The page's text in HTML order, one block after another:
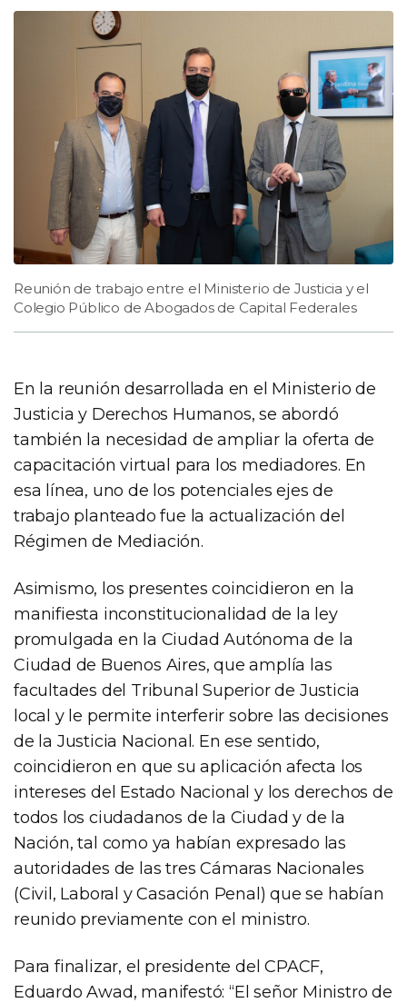
Reunión de trabajo entre el Ministerio de Justicia y el
Colegio Público de Abogados de Capital Federales
En la reunión desarrollada en el Ministerio de
Justicia y Derechos Humanos, se abordó
también la necesidad de ampliar la oferta de
capacitación virtual para los mediadores. En
esa línea, uno de los potenciales ejes de
trabajo planteado fue la actualización del
Régimen de Mediación.
Asimismo, los presentes coincidieron en la
manifiesta inconstitucionalidad de la ley
promulgada en la Ciudad Autónoma de la
Ciudad de Buenos Aires, que amplía las
facultades del Tribunal Superior de Justicia
local y le permite interferir sobre las decisiones
de la Justicia Nacional. En ese sentido,
coincidieron en que su aplicación afecta los
intereses del Estado Nacional y los derechos de
todos los ciudadanos de la Ciudad y de la
Nación, tal como ya habían expresado las
autoridades de las tres Cámaras Nacionales
(Civil, Laboral y Casación Penal) que se habían
reunido previamente con el ministro.
Para finalizar, el presidente del CPACF,
Eduardo Awad, manifestó: “El señor Ministro de